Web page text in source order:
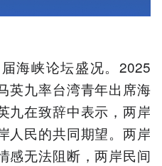
海峡论坛盛况。2025
英九率台湾青年出席海
九在致辞中表示，两岸
人民的共同期望。两岸
感无法阻断，两岸民间